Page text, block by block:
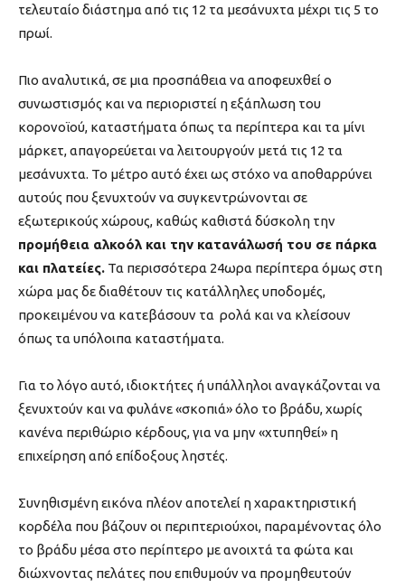
τελευταίο διάστημα από τις 12 τα μεσάνυχτα μέχρι τις 5 το
πρωί.
Πιο αναλυτικά, σε μια προσπάθεια να αποφευχθεί ο
συνωστισμός και να περιοριστεί η εξάπλωση του
κορονοϊού, καταστήματα όπως τα περίπτερα και τα μίνι
μάρκετ, απαγορεύεται να λειτουργούν μετά τις 12 τα
μεσάνυχτα. Το μέτρο αυτό έχει ως στόχο να αποθαρρύνει
αυτούς που ξενυχτούν να συγκεντρώνονται σε
εξωτερικούς χώρους, καθώς καθιστά δύσκολη την
προμήθεια αλκοόλ και την κατανάλωσή του σε πάρκα
και πλατείες. Τα περισσότερα 24ωρα περίπτερα όμως στη
χώρα μας δε διαθέτουν τις κατάλληλες υποδομές,
προκειμένου να κατεβάσουν τα ρολά και να κλείσουν
όπως τα υπόλοιπα καταστήματα.
Για το λόγο αυτό, ιδιοκτήτες ή υπάλληλοι αναγκάζονται να
ξενυχτούν και να φυλάνε «σκοπιά» όλο το βράδυ, χωρίς
κανένα περιθώριο κέρδους, για να μην «χτυπηθεί» η
επιχείρηση από επίδοξους ληστές.
Συνηθισμένη εικόνα πλέον αποτελεί η χαρακτηριστική
κορδέλα που βάζουν οι περιπτεριούχοι, παραμένοντας όλο
το βράδυ μέσα στο περίπτερο με ανοιχτά τα φώτα και
διώχνοντας πελάτες που επιθυμούν να προμηθευτούν